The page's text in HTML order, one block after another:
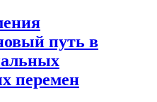
путь в
перемен